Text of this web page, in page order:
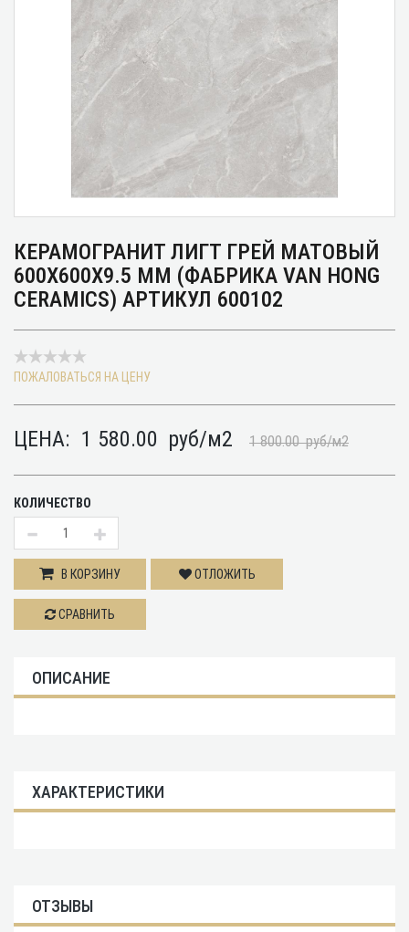
КЕРАМОГРАНИТ ЛИГТ ГРЕЙ МАТОВЫЙ
600Х600Х9.5 ММ (ФАБРИКА VAN HONG
CERAMICS) АРТИКУЛ 600102
ПОЖАЛОВАТЬСЯ НА ЦЕНУ
ЦЕНА: 1 580.00 руб/м2 1 800.00 руб/м2
КОЛИЧЕСТВО
В КОРЗИНУ ОТЛОЖИТЬ
СРАВНИТЬ
ОПИСАНИЕ
ХАРАКТЕРИСТИКИ
ОТЗЫВЫ